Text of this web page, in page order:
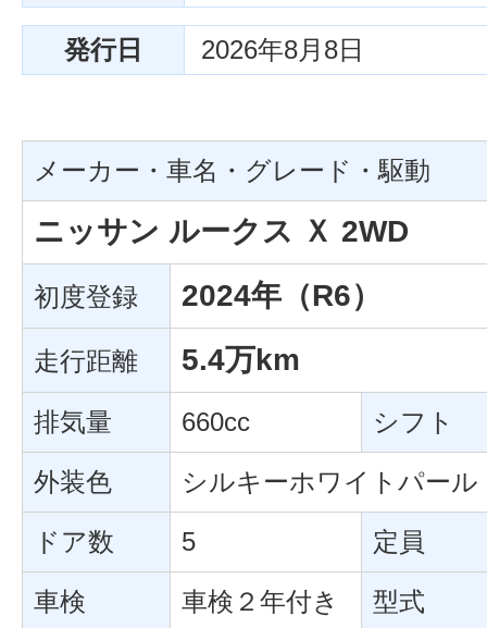
発行日 2026年8月8日
メーカー・車名・グレード・駆動
ニッサン ルークス Ｘ 2WD
初度登録 2024年（R6）
走行距離 5.4万km
排気量 660cc シフト
外装色 シルキーホワイトパール
ドア数 5 定員
車検 車検２年付き 型式